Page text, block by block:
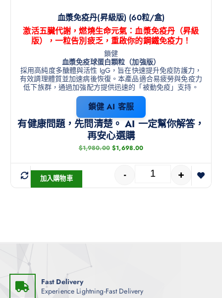
血漿免疫丹(昇級版) (60粒/盒)
激活五臟代謝，燃燒生命元氣：血漿免疫丹（昇級
版），一粒告別疲乏，重啟你的鋼鐵免疫力！
鎖健
血漿免疫球蛋白顆粒（加強版）
採用高純度多醣體與活性 IgG，旨在快速提升免疫防護力，
有效調理體質並加速病後恢復。本產品適合易疲勞與免疫力
低下族群，通過加強配方提供迅速的「被動免疫」支持。
鎖健 AI 客服
有健康問題，先問清楚。 AI 一定幫你解答，
再安心選購
$1,980.00 $1,698.00
- +
加入購物車
Fast Delivery
Experience Lightning-Fast Delivery